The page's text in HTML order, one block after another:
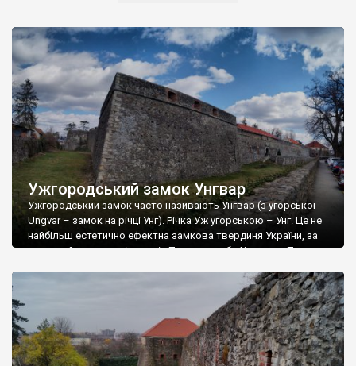
Ужгородський замок Унгвар
Ужгородський замок часто називають Унгвар (з угорської
Ungvar – замок на річці Унг). Річка Уж угорською – Унг. Це не
найбільш естетично ефектна замкова твердиня України, за
красою його не порівняти із Паланком або Хотином. Тут
прихильників фортифікаційної архітектури Ужгородський